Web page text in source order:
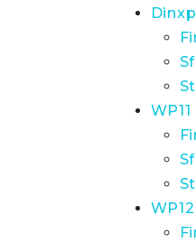
WP11
WP12